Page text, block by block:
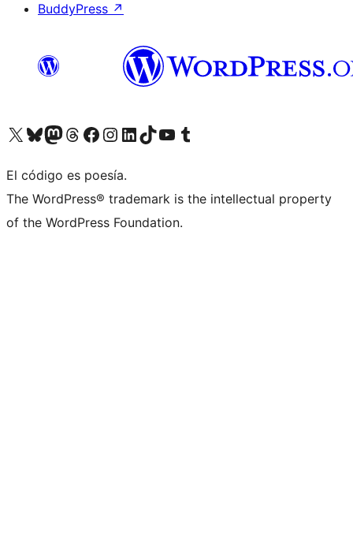
BuddyPress ↗
Visita nuestra cuenta de X (anteriormente Twitter)
Visita nuestra cuenta de Bluesky
Visita nuestra cuenta de Mastodon
Visita nuestra cuenta de Threads
Visita nuestra página de Facebook
Visita nuestra cuenta de Instagram
Visita nuestra cuenta de LinkedIn
Visita nuestra cuenta de TikTok
Visita nuestro canal de YouTube
Visita nuestra cuenta de Tumblr
El código es poesía.
The WordPress® trademark is the intellectual property
of the WordPress Foundation.